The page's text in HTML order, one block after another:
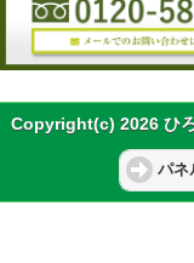
Copyright(c) 2026 ひ
パネ